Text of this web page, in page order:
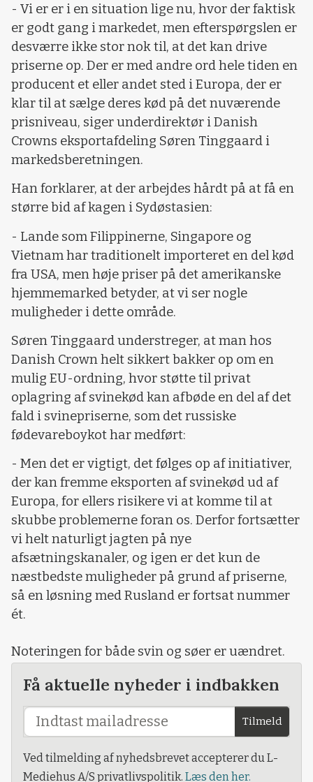
- Vi er er i en situation lige nu, hvor der faktisk
er godt gang i markedet, men efterspørgslen er
desværre ikke stor nok til, at det kan drive
priserne op. Der er med andre ord hele tiden en
producent et eller andet sted i Europa, der er
klar til at sælge deres kød på det nuværende
prisniveau, siger underdirektør i Danish
Crowns eksportafdeling Søren Tinggaard i
markedsberetningen.
Han forklarer, at der arbejdes hårdt på at få en
større bid af kagen i Sydøstasien:
- Lande som Filippinerne, Singapore og
Vietnam har traditionelt importeret en del kød
fra USA, men høje priser på det amerikanske
hjemmemarked betyder, at vi ser nogle
muligheder i dette område.
Søren Tinggaard understreger, at man hos
Danish Crown helt sikkert bakker op om en
mulig EU-ordning, hvor støtte til privat
oplagring af svinekød kan afbøde en del af det
fald i svinepriserne, som det russiske
fødevareboykot har medført:
- Men det er vigtigt, det følges op af initiativer,
der kan fremme eksporten af svinekød ud af
Europa, for ellers risikere vi at komme til at
skubbe problemerne foran os. Derfor fortsætter
vi helt naturligt jagten på nye
afsætningskanaler, og igen er det kun de
næstbedste muligheder på grund af priserne,
så en løsning med Rusland er fortsat nummer
ét.
Noteringen for både svin og søer er uændret.
Få aktuelle nyheder i indbakken
Tilmeld
Ved tilmelding af nyhedsbrevet accepterer du L-
Mediehus A/S privatlivspolitik. Læs den her.